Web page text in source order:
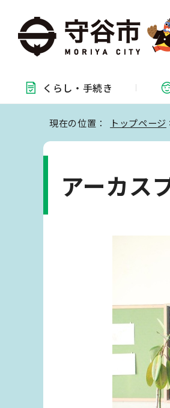
くらし・ 手続き
現在の位置： トップページ
アーカス